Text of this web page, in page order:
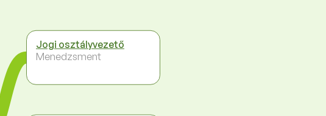
Jogi osztályvezető
Menedzsment